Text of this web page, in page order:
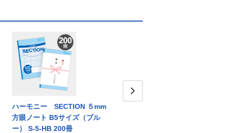
ハーモニー SECTION ５mm
方眼ノート B5サイズ（ブル
ー） S-5-HB 200冊